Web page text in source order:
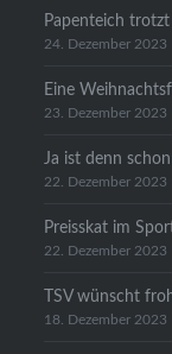
Papenteich
24. Dezember 2023
Eine
23. Dezember 2023
Ja ist denn
22. Dezember 2023
Preisskat im
22. Dezember 2023
TSV wünscht
18. Dezember 2023